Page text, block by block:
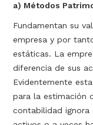
a) Métodos
Fundamentan su
empresa y por
estáticas. La
diferencia de sus
Evidentemente
para la estimación
contabilidad ignora